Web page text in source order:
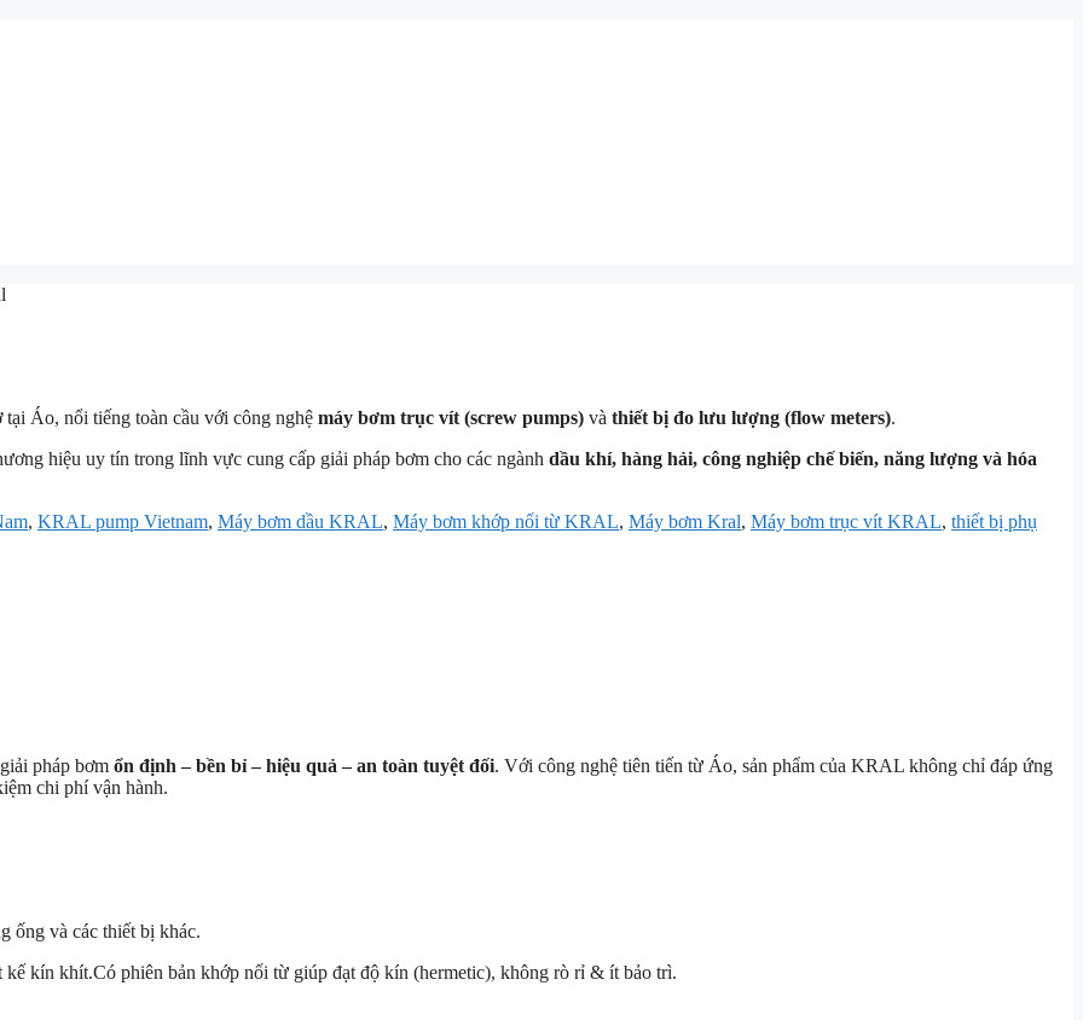
tại Áo, nổi tiếng toàn cầu với công nghệ máy bơm trục vít (screw pumps) và thiết bị đo lưu lượng (flow meters).
hiệu uy tín trong lĩnh vực cung cấp giải pháp bơm cho các ngành dầu khí, hàng hải, công nghiệp chế biến, năng lượng và hóa
, KRAL pump Vietnam, Máy bơm dầu KRAL, Máy bơm khớp nối từ KRAL, Máy bơm Kral, Máy bơm trục vít KRAL, thiết bị phụ
pháp bơm ổn định – bền bỉ – hiệu quả – an toàn tuyệt đối. Với công nghệ tiên tiến từ Áo, sản phẩm của KRAL không chỉ đáp ứng
chi phí vận hành.
ống và các thiết bị khác.
kín khít.Có phiên bản khớp nối từ giúp đạt độ kín (hermetic), không rò rỉ & ít bảo trì.